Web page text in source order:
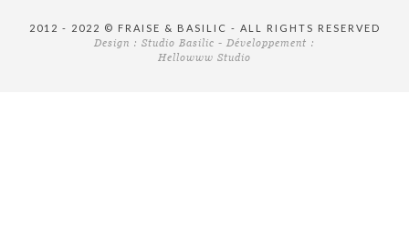
2012 - 2022 © FRAISE & BASILIC - ALL RIGHTS RESERVED
Design : Studio Basilic - Développement :
Hellowww Studio